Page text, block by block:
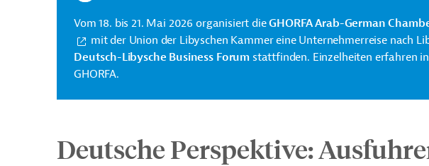
Vom 18. bis 21. Mai 2026 organisiert dieGHORFA Arab-German
mit der Union der Libyschen Kammer eine Unternehmerreise nach
Deutsch-Libysche Business Forum stattfinden. Einzelheiten erfahren
GHORFA.
Deutsche Perspektive: